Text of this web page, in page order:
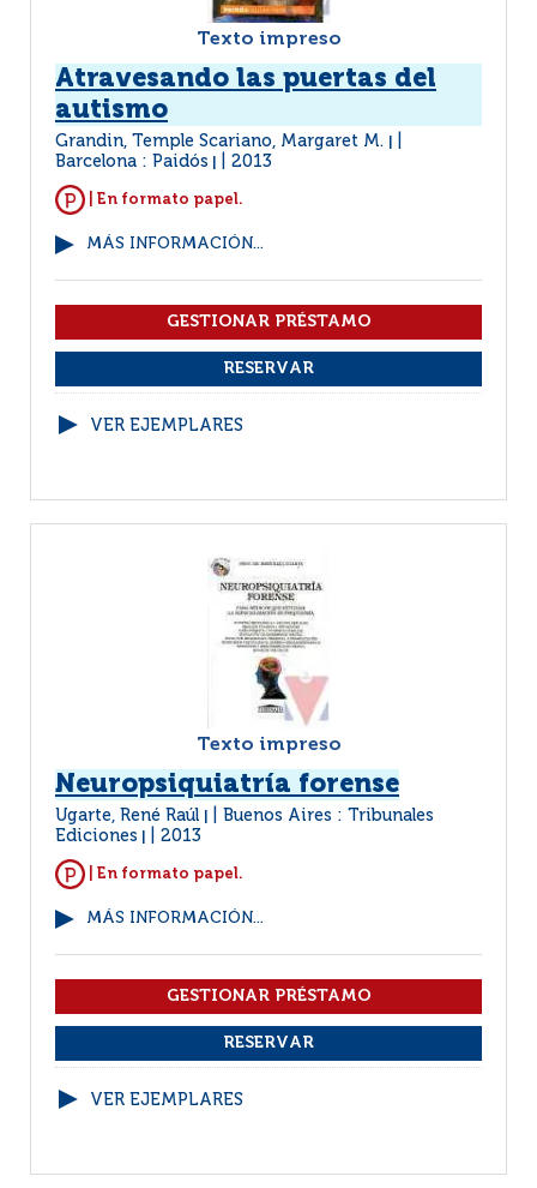
Texto impreso
Atravesando las puertas del
autismo
Grandin, Temple Scariano, Margaret M.
Barcelona : Paidós 2013
| En formato papel.
MÁS INFORMACIÓN...
VER EJEMPLARES
Texto impreso
Neuropsiquiatría forense
Ugarte, René Raúl
Buenos Aires : Tribunales
Ediciones
2013
| En formato papel.
MÁS INFORMACIÓN...
VER EJEMPLARES